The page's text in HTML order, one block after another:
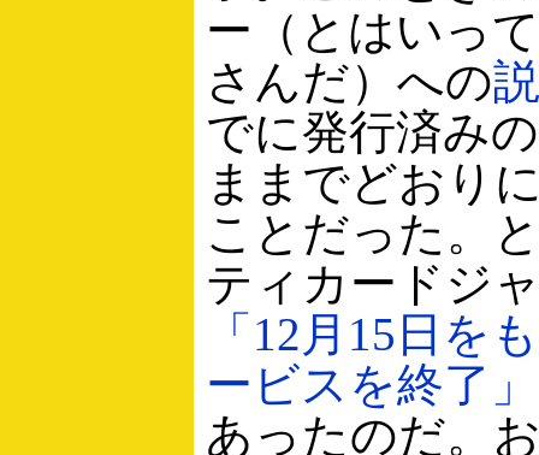
ー（とはいっ
さんだ）への
でに発行済み
ままでどおり
ことだった。
ティカードジ
「12月15日を
ービスを終了」
あったのだ。